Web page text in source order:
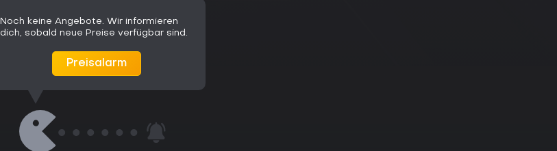
Noch keine Angebote. Wir informieren
dich, sobald neue Preise verfügbar sind.
Preisalarm